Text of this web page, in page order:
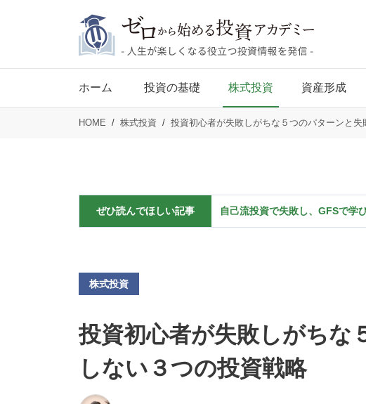
ホーム 投資の基礎 株式投資 資産形成
HOME 株式投資 投資初心者が失敗しがちな５つのパターンと失
ぜひ読んでほしい記事 自己流投資で失敗し、GFSで学
株式投資
投資初心者が失敗しがちな
しない３つの投資戦略